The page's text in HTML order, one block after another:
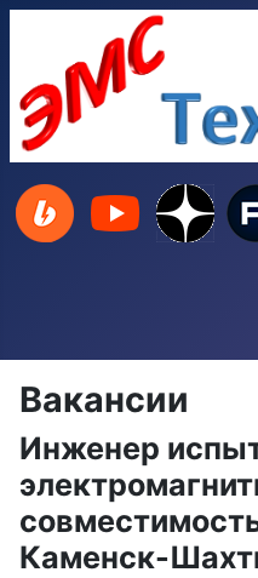
Вакансии
Инженер
Каменск-